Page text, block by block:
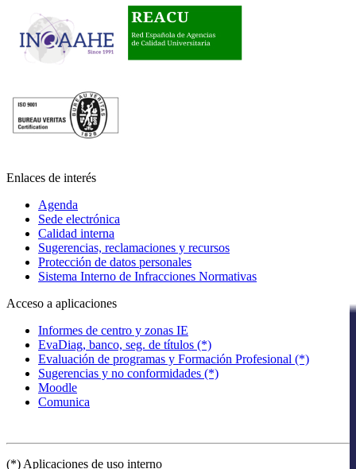
Enlaces de interés
Agenda
Sede electrónica
Calidad interna
Sugerencias, reclamaciones y recursos
Protección de datos personales
Sistema Interno de Infracciones Normativas
Acceso a aplicaciones
Informes de centro y zonas IE
EvaDiag, banco, seg. de títulos (*)
Evaluación de programas y Formación Profesional (*)
Sugerencias y no conformidades (*)
Moodle
Comunica
(*) Aplicaciones de uso interno